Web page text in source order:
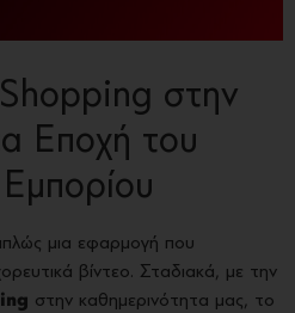
στην
Εποχή του
μια εφαρμογή που
βίντεο. Σταδιακά, με την
στην καθημερινότητα μας, το